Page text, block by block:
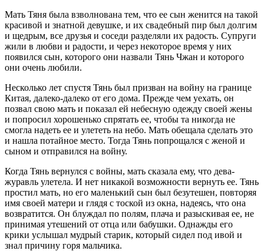
Мать Тяня была взволнована тем, что ее сын женится на такой
красивой и знатной девушке, и их свадебный пир был долгим
и щедрым, все друзья и соседи разделяли их радость. Супруги
жили в любви и радости, и через некоторое время у них
появился сын, которого они назвали Тянь Чжан и которого
они очень любили.
Несколько лет спустя Тянь был призван на войну на границе
Китая, далеко-далеко от его дома. Прежде чем уехать, он
позвал свою мать и показал ей небесную одежду своей жены
и попросил хорошенько спрятать ее, чтобы та никогда не
смогла надеть ее и улететь на небо. Мать обещала сделать это
и нашла потайное место. Тогда Тянь попрощался с женой и
сыном и отправился на войну.
Когда Тянь вернулся с войны, мать сказала ему, что дева-
журавль улетела. И нет никакой возможности вернуть ее. Тянь
простил мать, но его маленький сын был безутешен, повторяя
имя своей матери и глядя с тоской из окна, надеясь, что она
возвратится. Он блуждал по полям, плача и разыскивая ее, не
принимая утешений от отца или бабушки. Однажды его
крики услышал мудрый старик, который сидел под ивой и
знал причину горя мальчика.